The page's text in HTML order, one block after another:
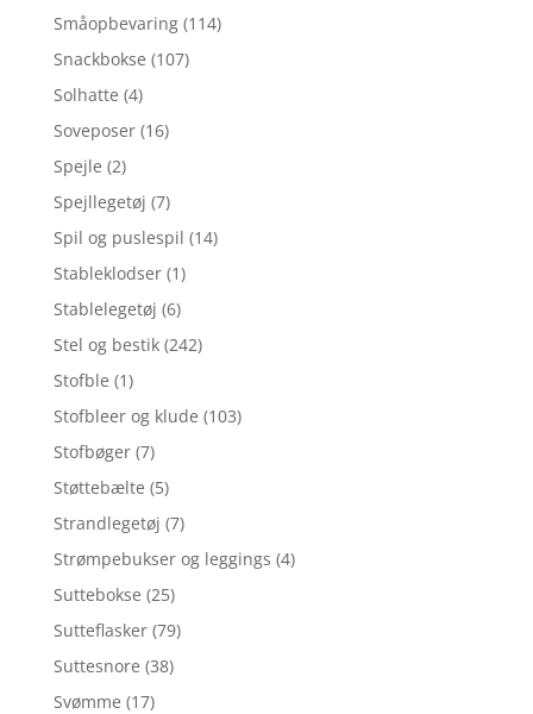
Småopbevaring (114)
Snackbokse (107)
Solhatte (4)
Soveposer (16)
Spejle (2)
Spejllegetøj (7)
Spil og puslespil (14)
Stableklodser (1)
Stablelegetøj (6)
Stel og bestik (242)
Stofble (1)
Stofbleer og klude (103)
Stofbøger (7)
Støttebælte (5)
Strandlegetøj (7)
Strømpebukser og leggings (4)
Suttebokse (25)
Sutteflasker (79)
Suttesnore (38)
Svømme (17)